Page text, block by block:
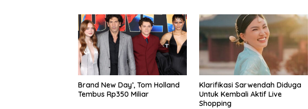
Brand New Day’, Tom Holland
Tembus Rp350 Miliar
Klarifikasi Sarwendah Diduga
Untuk Kembali Aktif Live
Shopping